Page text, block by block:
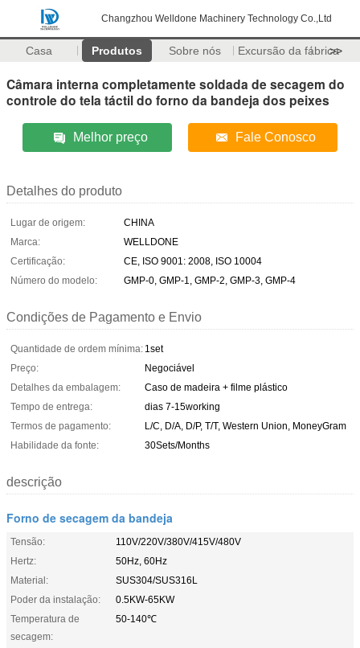
Changzhou Welldone Machinery Technology Co.,Ltd
Casa Produtos Sobre nós Excursão da fábrica
>>
Câmara interna completamente soldada de secagem do
controle do tela táctil do forno da bandeja dos peixes
Melhor preço Fale Conosco
Detalhes do produto
Lugar de origem:
CHINA
Marca:
WELLDONE
Certificação:
CE, ISO 9001: 2008, ISO 10004
Número do modelo:
GMP-0, GMP-1, GMP-2, GMP-3, GMP-4
Condições de Pagamento e Envio
Quantidade de ordem mínima: 1set
Preço:
Negociável
Detalhes da embalagem:
Caso de madeira + filme plástico
Tempo de entrega:
dias 7-15working
Termos de pagamento:
L/C, D/A, D/P, T/T, Western Union, MoneyGram
Habilidade da fonte:
30Sets/Months
descrição
Forno de secagem da bandeja
Tensão:
110V/220V/380V/415V/480V
Hertz:
50Hz, 60Hz
Material:
SUS304/SUS316L
Poder da instalação:
0.5KW-65KW
Temperatura de
secagem:
50-140℃